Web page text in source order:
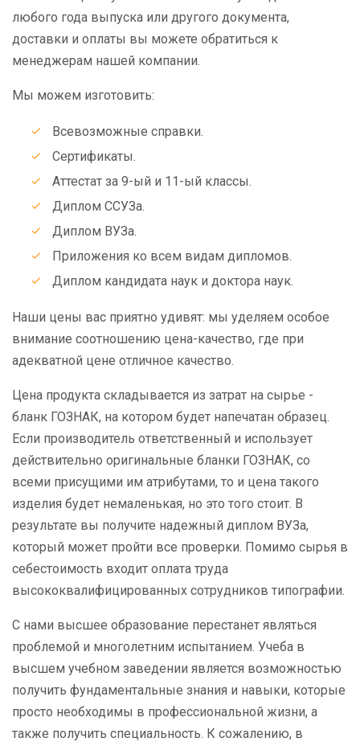
любого года выпуска или другого документа,
доставки и оплаты вы можете обратиться к
менеджерам нашей компании.
Мы можем изготовить:
Всевозможные справки.
Сертификаты.
Аттестат за 9-ый и 11-ый классы.
Диплом ССУЗа.
Диплом ВУЗа.
Приложения ко всем видам дипломов.
Диплом кандидата наук и доктора наук.
Наши цены вас приятно удивят: мы уделяем особое
внимание соотношению цена-качество, где при
адекватной цене отличное качество.
Цена продукта складывается из затрат на сырье -
бланк ГОЗНАК, на котором будет напечатан образец.
Если производитель ответственный и использует
действительно оригинальные бланки ГОЗНАК, со
всеми присущими им атрибутами, то и цена такого
изделия будет немаленькая, но это того стоит. В
результате вы получите надежный диплом ВУЗа,
который может пройти все проверки. Помимо сырья в
себестоимость входит оплата труда
высококвалифицированных сотрудников типографии.
С нами высшее образование перестанет являться
проблемой и многолетним испытанием. Учеба в
высшем учебном заведении является возможностью
получить фундаментальные знания и навыки, которые
просто необходимы в профессиональной жизни, а
также получить специальность. К сожалению, в